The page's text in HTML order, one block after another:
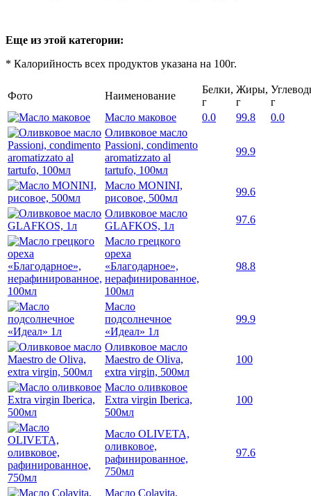
Еще из этой категории:
* Калорийность всех продуктов указана на 100г.
Фото Наименование
Белки,
г
Жиры,
г
г
Масло маковое
0.0 99.8
0.0
Оливковое масло
Passioni, condimento
aromatizzato al
tartufo, 100мл
99.9
Масло MONINI,
рисовое, 500мл
99.6
Оливковое масло
GLAFKOS, 1л
97.6
Масло грецкого
ореха
«Благодарное»,
нерафинированное,
100мл
98.8
Масло
подсолнечное
«Идеал» 1л
99.9
Оливковое масло
Maestro de Oliva,
extra virgin, 500мл
100
Масло оливковое
Extra virgin Iberica,
500мл
100
Масло OLIVETA,
оливковое,
рафинированное,
750мл
97.6
Масло Colavita,